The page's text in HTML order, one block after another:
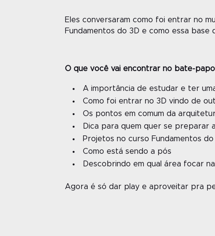
Eles conversaram como foi entrar no
Fundamentos do 3D e como essa
O que você vai encontrar no bate-
A importância de estudar e ter
Como foi entrar no 3D vindo de
Os pontos em comum da
Dica para quem quer se preparar
Projetos no curso Fundamentos do
Como está sendo a pós
Descobrindo em qual área focar
Agora é só dar play e aproveitar pra